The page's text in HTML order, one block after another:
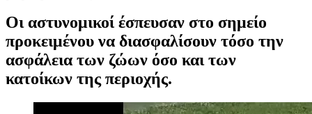
Οι αστυνομικοί έσπευσαν στο σημείο
προκειμένου να διασφαλίσουν τόσο την
ασφάλεια των ζώων όσο και των
κατοίκων της περιοχής.